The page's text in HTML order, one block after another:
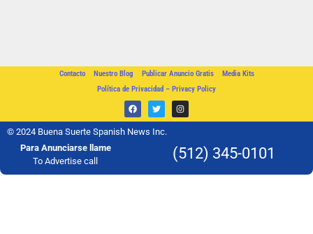
Contacto Nuestro Blog Publicar Anuncio Gratis
Media Kits
Política de Privacidad – Privacy Policy
© 2024 Buena Suerte Spanish News Inc.
Para Anunciarse llame
To Advertise call
(512) 345-0101